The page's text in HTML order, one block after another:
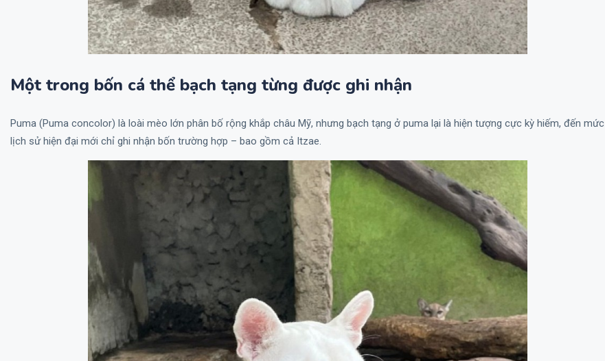
Một trong bốn cá thể bạch tạng từng được ghi nhận
Puma (Puma concolor) là loài mèo lớn phân bố rộng khắp châu Mỹ, nhưng bạch tạng ở puma lại là hiện tượng cực kỳ hiếm, đến mức
lịch sử hiện đại mới chỉ ghi nhận bốn trường hợp – bao gồm cả Itzae.